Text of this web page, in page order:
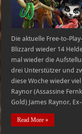
Die aktuelle Free-to-
Blizzard wieder 14
mal wieder die
drei Unterstützer und
diese Woche wieder
Raynor (Assassine
Gold) James Raynor,
Read More »